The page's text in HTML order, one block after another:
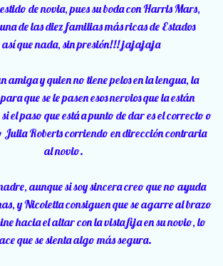
de novia, pues su boda con Harris Mars,
de las diez familias más ricas de Estados
así que nada, sin presión!!! jajajaja
amiga y quien no tiene pelos en la lengua, la
que se le pasen esos nervios que la están
el paso que está a punto de dar es el correcto o
Julia Roberts corriendo en dirección contraria
al novio.
aunque si soy sincera creo que no ayuda
y Nicoletta consiguen que se agarre al brazo
hacia el altar con la vista fija en su novio, lo
que se sienta algo más segura.